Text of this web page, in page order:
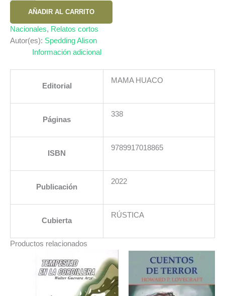
EN
CUANDO
SATURNINA.
SATURNINA
AÑADIR AL CARRITO
Nacionales, Relatos cortos
Autor(es): Spedding Alison
Información adicional
Editorial
MAMA HUACO
Páginas
338
ISBN
9789917018865
Publicación
2022
Cubierta
RÚSTICA
Productos relacionados